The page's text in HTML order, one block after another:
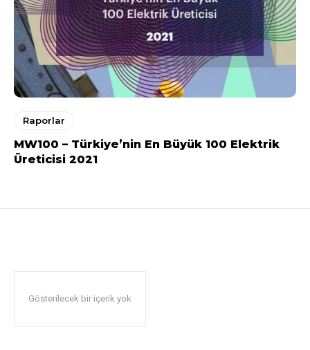
Raporlar
MW100 – Türkiye’nin En Büyük 100 Elektrik
Üreticisi 2021
Gösterilecek bir içerik yok